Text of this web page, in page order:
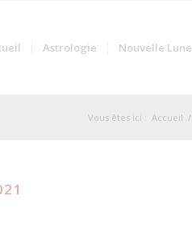
Astrologie Nouvelle Lune
Vous êtes ici : Accueil /